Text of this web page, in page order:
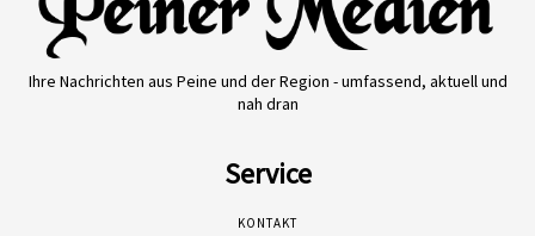
Ihre Nachrichten aus Peine und der Region - umfassend, aktuell und
nah dran
Service
KONTAKT